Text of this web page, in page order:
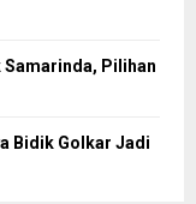
Pilihan
Bidik Golkar Jadi